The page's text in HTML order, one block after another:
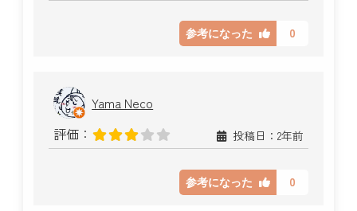
参考になった 0
Yama Neco
評価：
投稿日：2年前
参考になった 0